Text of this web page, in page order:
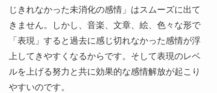
じきれなかった未消化の感情」はスムーズに出て
きません。しかし、音楽、文章、絵、色々な形で
「表現」すると過去に感じ切れなかった感情が浮
上してきやすくなるからです。そして表現のレベ
ルを上げる努力と共に効果的な感情解放が起こり
やすいのです。